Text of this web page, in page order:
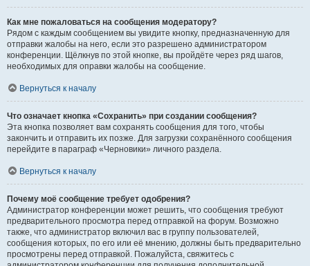
Как мне пожаловаться на сообщения модератору?
Рядом с каждым сообщением вы увидите кнопку, предназначенную для
отправки жалобы на него, если это разрешено администратором
конференции. Щёлкнув по этой кнопке, вы пройдёте через ряд шагов,
необходимых для оправки жалобы на сообщение.
Вернуться к началу
Что означает кнопка «Сохранить» при создании сообщения?
Эта кнопка позволяет вам сохранять сообщения для того, чтобы
закончить и отправить их позже. Для загрузки сохранённого сообщения
перейдите в параграф «Черновики» личного раздела.
Вернуться к началу
Почему моё сообщение требует одобрения?
Администратор конференции может решить, что сообщения требуют
предварительного просмотра перед отправкой на форум. Возможно
также, что администратор включил вас в группу пользователей,
сообщения которых, по его или её мнению, должны быть предварительно
просмотрены перед отправкой. Пожалуйста, свяжитесь с